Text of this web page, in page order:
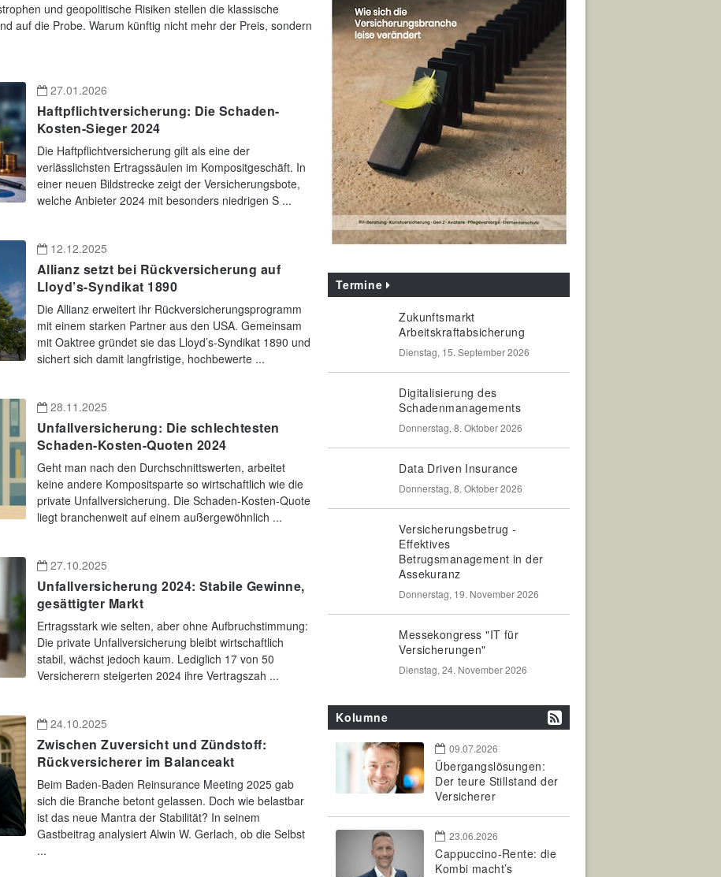
und geopolitische Risiken stellen die klassische
auf die Probe. Warum künftig nicht mehr der Preis, sondern
27.01.2026
Haftpflichtversicherung: Die Schaden-
Kosten-Sieger 2024
Die Haftpflichtversicherung gilt als eine der
verlässlichsten Ertragssäulen im Kompositgeschäft. In
einer neuen Bildstrecke zeigt der Versicherungsbote,
welche Anbieter 2024 mit besonders niedrigen S ...
12.12.2025
Allianz setzt bei Rückversicherung auf
Lloyd’s-Syndikat 1890
Die Allianz erweitert ihr Rückversicherungsprogramm
mit einem starken Partner aus den USA. Gemeinsam
mit Oaktree gründet sie das Lloyd’s-Syndikat 1890 und
sichert sich damit langfristige, hochbewerte ...
28.11.2025
Unfallversicherung: Die schlechtesten
Schaden-Kosten-Quoten 2024
Geht man nach den Durchschnittswerten, arbeitet
keine andere Kompositsparte so wirtschaftlich wie die
private Unfallversicherung. Die Schaden-Kosten-Quote
liegt branchenweit auf einem außergewöhnlich ...
27.10.2025
Unfallversicherung 2024: Stabile Gewinne,
gesättigter Markt
Ertragsstark wie selten, aber ohne Aufbruchstimmung:
Die private Unfallversicherung bleibt wirtschaftlich
stabil, wächst jedoch kaum. Lediglich 17 von 50
Versicherern steigerten 2024 ihre Vertragszah ...
24.10.2025
Zwischen Zuversicht und Zündstoff:
Rückversicherer im Balanceakt
Beim Baden-Baden Reinsurance Meeting 2025 gab
sich die Branche betont gelassen. Doch wie belastbar
ist das neue Mantra der Stabilität? In seinem
Gastbeitrag analysiert Alwin W. Gerlach, ob die Selbst
...
Termine
Zukunftsmarkt
Arbeitskraftabsicherung
Dienstag, 15. September 2026
Digitalisierung des
Schadenmanagements
Donnerstag, 8. Oktober 2026
Data Driven Insurance
Donnerstag, 8. Oktober 2026
Versicherungsbetrug -
Effektives
Betrugsmanagement in der
Assekuranz
Donnerstag, 19. November 2026
Messekongress "IT für
Versicherungen"
Dienstag, 24. November 2026
Kolumne
09.07.2026
Übergangslösungen:
Der teure Stillstand der
Versicherer
23.06.2026
Cappuccino-Rente: die
Kombi macht’s